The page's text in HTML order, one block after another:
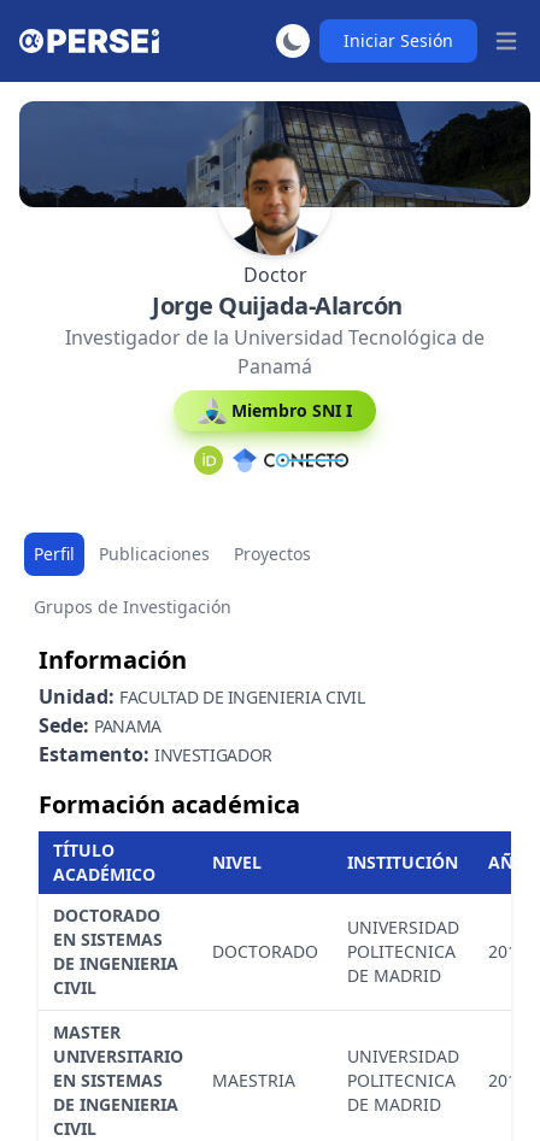
Iniciar Sesión Abrir
Doctor
Jorge Quijada-Alarcón
Investigador de la Universidad Tecnológica de
Panamá
Miembro SNI I
Perfil Publicaciones Proyectos
Grupos de Investigación
Información
Unidad: FACULTAD DE INGENIERIA CIVIL
Sede: PANAMA
Estamento: INVESTIGADOR
Formación académica
TÍTULO
ACADÉMICO
NIVEL INSTITUCIÓN AÑO
DOCTORADO
EN SISTEMAS
DE INGENIERIA
CIVIL
DOCTORADO
UNIVERSIDAD
POLITECNICA
DE MADRID
2016
MASTER
UNIVERSITARIO
EN SISTEMAS
DE INGENIERIA
CIVIL
MAESTRIA
UNIVERSIDAD
POLITECNICA
DE MADRID
2016